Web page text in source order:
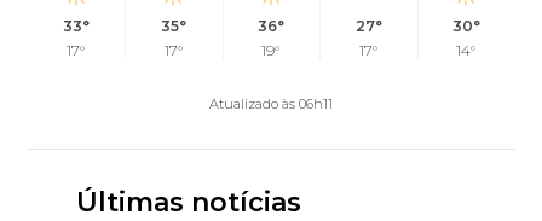
33°
17°
35°
17°
36°
19°
27°
17°
30°
14°
Atualizado às 06h11
Últimas notícias